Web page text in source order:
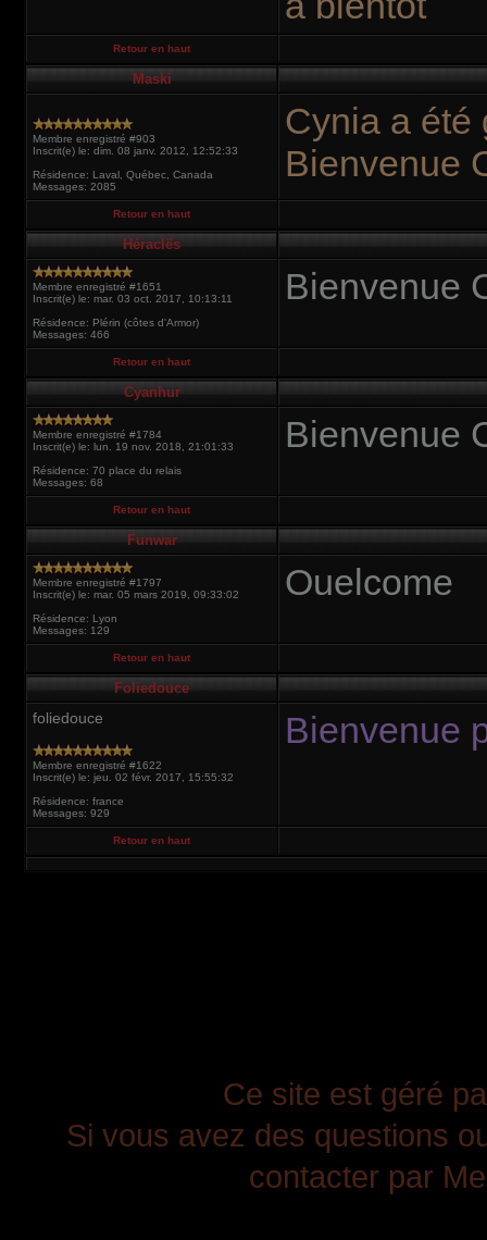
Retour en haut
Maski
Membre enregistré #903
Inscrit(e) le: dim. 08 janv. 2012, 12:52:33
Résidence: Laval, Québec, Canada
Messages: 2085
Cynia a été
Bienvenue
Retour en haut
Héraclës
Membre enregistré #1651
Inscrit(e) le: mar. 03 oct. 2017, 10:13:11
Résidence: Plérin (côtes d'Armor)
Messages: 466
Bienvenue
Retour en haut
Cyanhur
Membre enregistré #1784
Inscrit(e) le: lun. 19 nov. 2018, 21:01:33
Résidence: 70 place du relais
Messages: 68
Bienvenue
Retour en haut
Funwar
Membre enregistré #1797
Inscrit(e) le: mar. 05 mars 2019, 09:33:02
Résidence: Lyon
Messages: 129
Ouelcome
Retour en haut
Foliedouce
foliedouce
Membre enregistré #1622
Inscrit(e) le: jeu. 02 févr. 2017, 15:55:32
Résidence: france
Messages: 929
Bienvenue
Retour en haut
Ce site est géré
Si vous avez des questions
contacter par